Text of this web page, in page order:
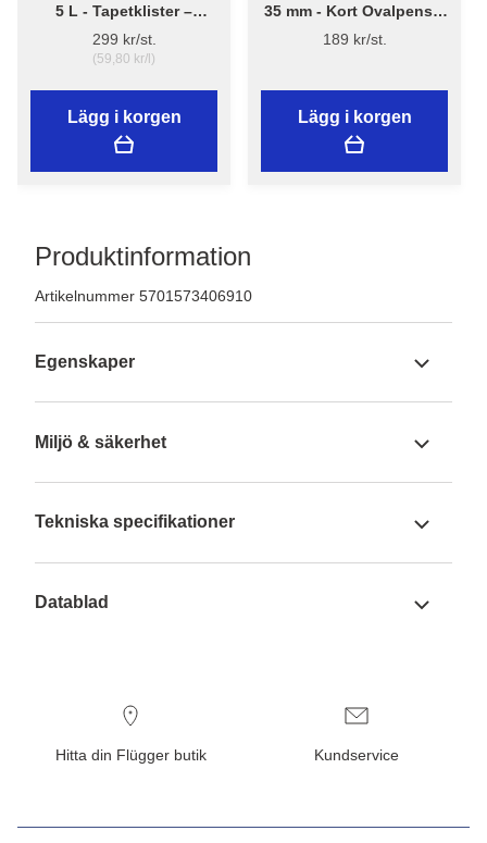
5 L - Tapetklister –
Flügger Adhesive 290
299 kr/st.
(59,80 kr/l)
Lägg i korgen
35 mm - Kort Ovalpensel
High Finish 1179 -
Flügger
189 kr/st.
Lägg i korgen
Produktinformation
Artikelnummer 5701573406910
Egenskaper
Miljö & säkerhet
Tekniska specifikationer
Datablad
Hitta din Flügger butik Kundservice